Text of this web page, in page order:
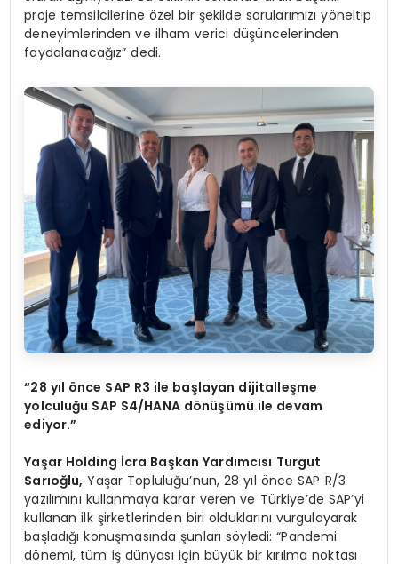
proje temsilcilerine özel bir şekilde sorularımızı yöneltip
deneyimlerinden ve ilham verici düşüncelerinden
faydalanacağız” dedi.
“28 yıl önce SAP R3 ile başlayan dijitalleşme
yolculuğu SAP S4/HANA dönüşümü ile devam
ediyor.”
Yaşar Holding İcra Başkan Yardımcısı Turgut
Sarıoğlu, Yaşar Topluluğu’nun, 28 yıl önce SAP R/3
yazılımını kullanmaya karar veren ve Türkiye’de SAP’yi
kullanan ilk şirketlerinden biri olduklarını vurgulayarak
başladığı konuşmasında şunları söyledi: “Pandemi
dönemi, tüm iş dünyası için büyük bir kırılma noktası